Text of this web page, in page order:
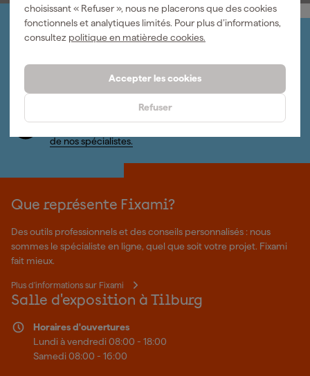
choisissant « Refuser », nous ne placerons que des cookies
fonctionnels et analytiques limités. Pour plus d’informations,
consultez politique en matièrede cookies.
Accepter les cookies
Refuser
Organisez-le vous-même
Abonnez-vous à la newsletter hebdomadaire
Nous sommes heureux de vous aider
de nos spécialistes.
Que représente Fixami?
Des outils professionnels et des conseils personnalisés : nous
sommes le spécialiste en ligne, quel que soit votre projet. Fixami
fait mieux.
Plus d'informations sur Fixami
Salle d'exposition à Tilburg
Horaires d'ouvertures
Lundi à vendredi 08:00 - 18:00
Samedi 08:00 - 16:00